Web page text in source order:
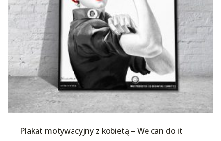
Plakat motywacyjny z kobietą – We can do it